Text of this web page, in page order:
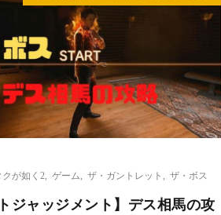
クが如く2 ゲーム ザ・ガントレット ザ・ボス
トジャッジメント】デス相馬の攻